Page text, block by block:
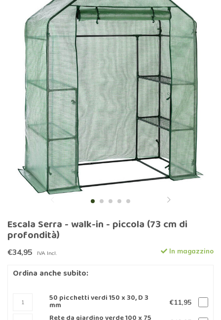
Escala Serra - walk-in - piccola (73 cm di
profondità)
€34,95 IVA Incl. In magazzino
Ordina anche subito:
50 picchetti verdi 150 x 30, D 3
mm €11,95